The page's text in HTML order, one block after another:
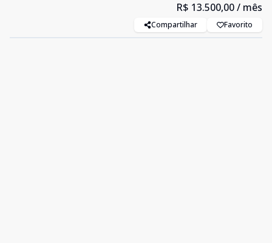
R$ 13.500,00/ mês
Compartilhar Favorito